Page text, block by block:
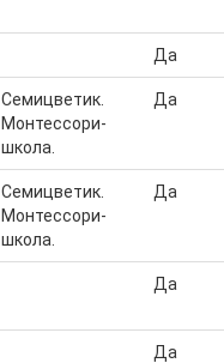
Да
Семицветик.
Монтессори-
школа.
Да
Семицветик.
Монтессори-
школа.
Да
Да
Да